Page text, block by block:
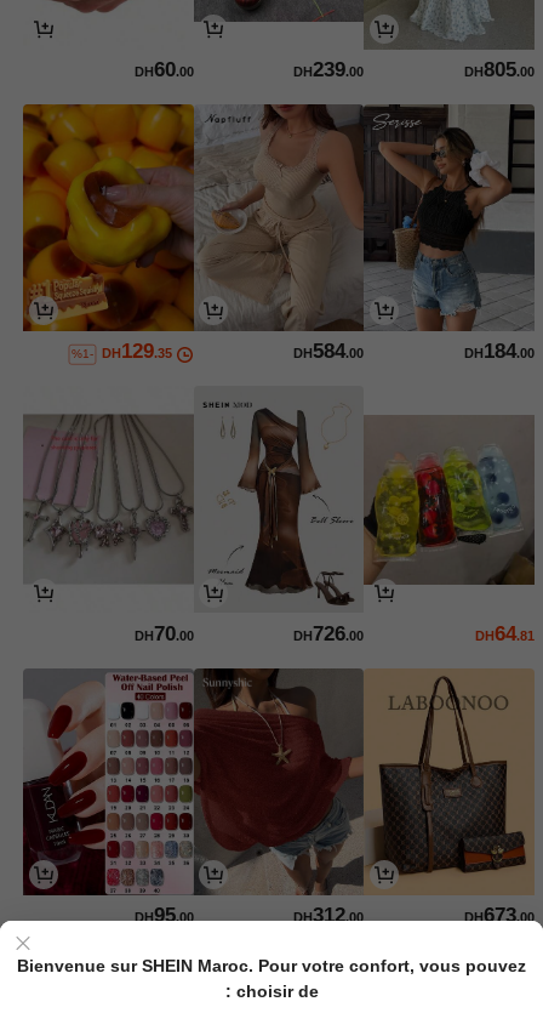
DH805.00
DH239.00
DH60.00
DH 184.00
DH584.00
DH 129.35
%1-
DH64.81
DH726.00
DH70.00
DH673.00
DH312.00
DH95.00
Bienvenue sur SHEIN Maroc. Pour votre confort, vous pouvez
choisir de :